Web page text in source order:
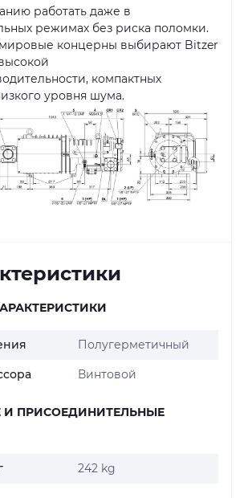
работать даже в
режимах без риска поломки.
концерны выбирают Bitzer
компактных
уровня шума.
Полугерметичный
Винтовой
ПРИСОЕДИНИТЕЛЬНЫЕ
242 kg